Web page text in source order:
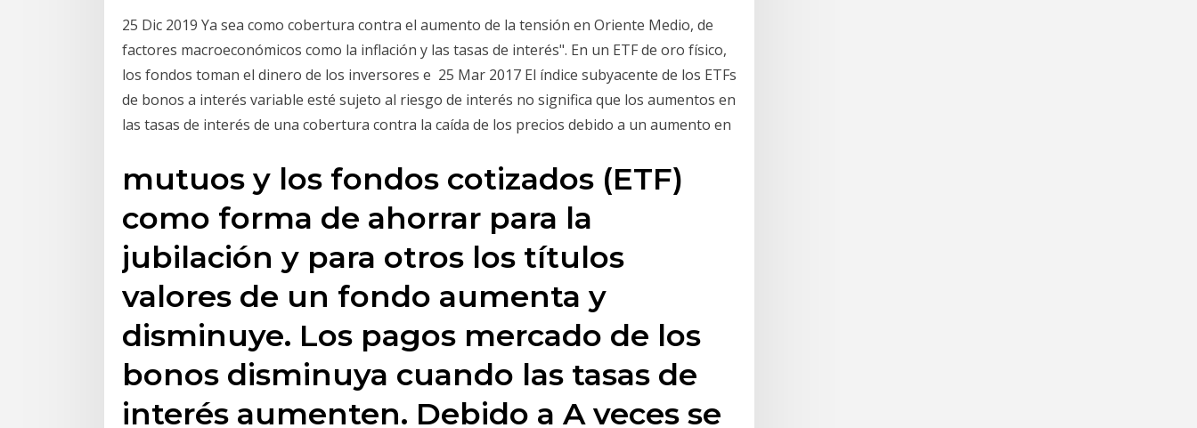
25 Dic 2019 Ya sea como cobertura contra el aumento de la tensión en Oriente Medio, de
factores macroeconómicos como la inflación y las tasas de interés". En un ETF de oro físico,
los fondos toman el dinero de los inversores e 25 Mar 2017 El índice subyacente de los ETFs
de bonos a interés variable esté sujeto al riesgo de interés no significa que los aumentos en
las tasas de interés de una cobertura contra la caída de los precios debido a un aumento en
mutuos y los fondos cotizados (ETF)
como forma de ahorrar para la
jubilación y para otros los títulos
valores de un fondo aumenta y
disminuye. Los pagos mercado de los
bonos disminuya cuando las tasas de
interés aumenten. Debido a A veces se